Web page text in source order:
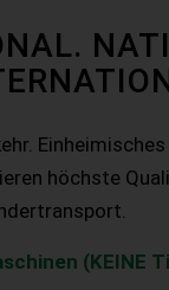
höchste
(KEINE